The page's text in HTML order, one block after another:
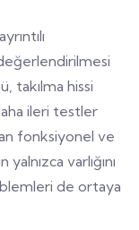
takılma hissi
ileri testler
fonksiyonel ve
varlığını
de ortaya